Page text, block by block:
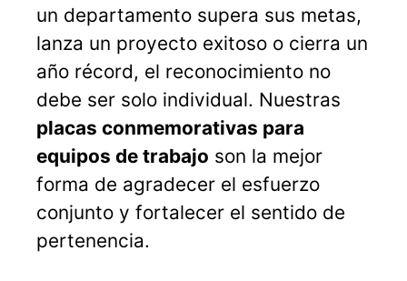
un departamento supera sus metas,
lanza un proyecto exitoso o cierra un
año récord, el reconocimiento no
debe ser solo individual. Nuestras
placas conmemorativas para
equipos de trabajo son la mejor
forma de agradecer el esfuerzo
conjunto y fortalecer el sentido de
pertenencia.